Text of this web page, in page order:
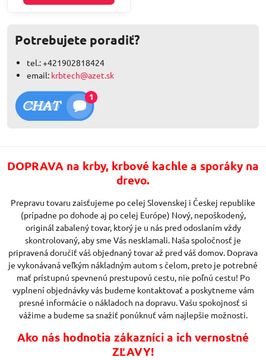
Potrebujete poradiť?
tel.: +421902818424
email: krbtech@azet.sk
DOPRAVA na krby, krbové kachle a sporáky na
drevo.
Prepravu tovaru zaisťujeme po celej Slovenskej i Českej republike
(prípadne po dohode aj po celej Európe) Nový, nepoškodený,
originál zabalený tovar, ktorý je u nás pred odoslaním vždy
skontrolovaný, aby sme Vás nesklamali. Naša spoločnosť je
pripravená doručiť váš objednaný tovar až pred váš domov. Doprava
je vykonávaná veľkým nákladným autom s čelom, preto je potrebné
mať prístupnú spevnenú prestupovú cestu, nie poľnú cestu! Po
vyplnení objednávky vás budeme kontaktovať a poskytneme vám
presné informácie o nákladoch na dopravu. Vašu spokojnosť si
vážime a budeme sa snažiť ponúknuť vám najlepšie možnosti.
Ako nás hodnotia zákazníci a ich vernostné
ZĽAVY!